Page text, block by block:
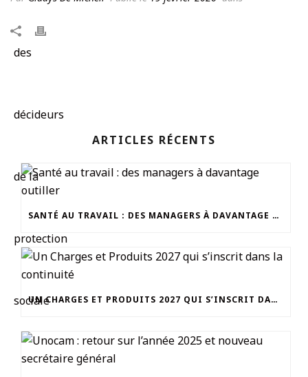
ARTICLES RÉCENTS
SANTÉ AU TRAVAIL : DES MANAGERS À DAVANTAGE OUTILLER
UN CHARGES ET PRODUITS 2027 QUI S’INSCRIT DANS LA CONTINUITÉ